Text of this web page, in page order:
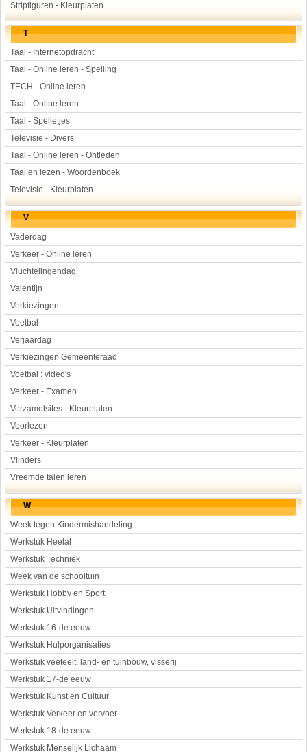
Stripfiguren - Kleurplaten
T
Taal - Internetopdracht
Taal - Online leren - Spelling
TECH - Online leren
Taal - Online leren
Taal - Spelletjes
Televisie - Divers
Taal - Online leren - Ontleden
Taal en lezen - Woordenboek
Televisie - Kleurplaten
V
Vaderdag
Verkeer - Online leren
Vluchtelingendag
Valentijn
Verkiezingen
Voetbal
Verjaardag
Verkiezingen Gemeenteraad
Voetbal : video's
Verkeer - Examen
Verzamelsites - Kleurplaten
Voorlezen
Verkeer - Kleurplaten
Vlinders
Vreemde talen leren
W
Week tegen Kindermishandeling
Werkstuk Heelal
Werkstuk Techniek
Week van de schooltuin
Werkstuk Hobby en Sport
Werkstuk Uitvindingen
Werkstuk 16-de eeuw
Werkstuk Hulporganisaties
Werkstuk veeteelt, land- en tuinbouw, visserij
Werkstuk 17-de eeuw
Werkstuk Kunst en Cultuur
Werkstuk Verkeer en vervoer
Werkstuk 18-de eeuw
Werkstuk Menselijk Lichaam